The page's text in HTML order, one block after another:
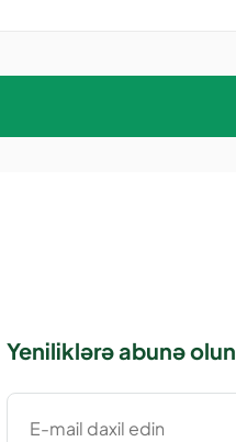
Yeniliklərə abunə olun